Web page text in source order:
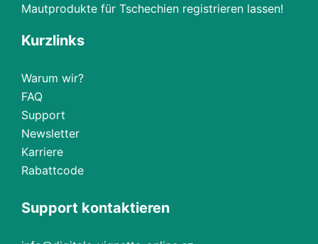
Mautprodukte für Tschechien registrieren lassen!
Kurzlinks
Warum wir?
FAQ
Support
Newsletter
Karriere
Rabattcode
Support kontaktieren